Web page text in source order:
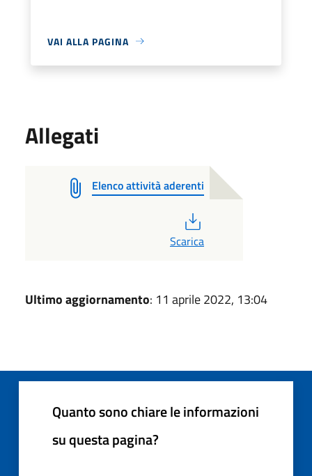
VAI ALLA PAGINA
Allegati
Elenco attività aderenti
Scarica
Ultimo aggiornamento: 11 aprile 2022, 13:04
Quanto sono chiare le informazioni
su questa pagina?